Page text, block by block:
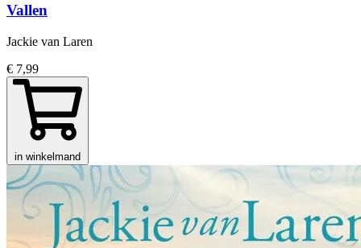
Vallen
Jackie van Laren
€ 7,99
in winkelmand